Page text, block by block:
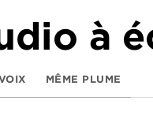
à
MÊME PLUME